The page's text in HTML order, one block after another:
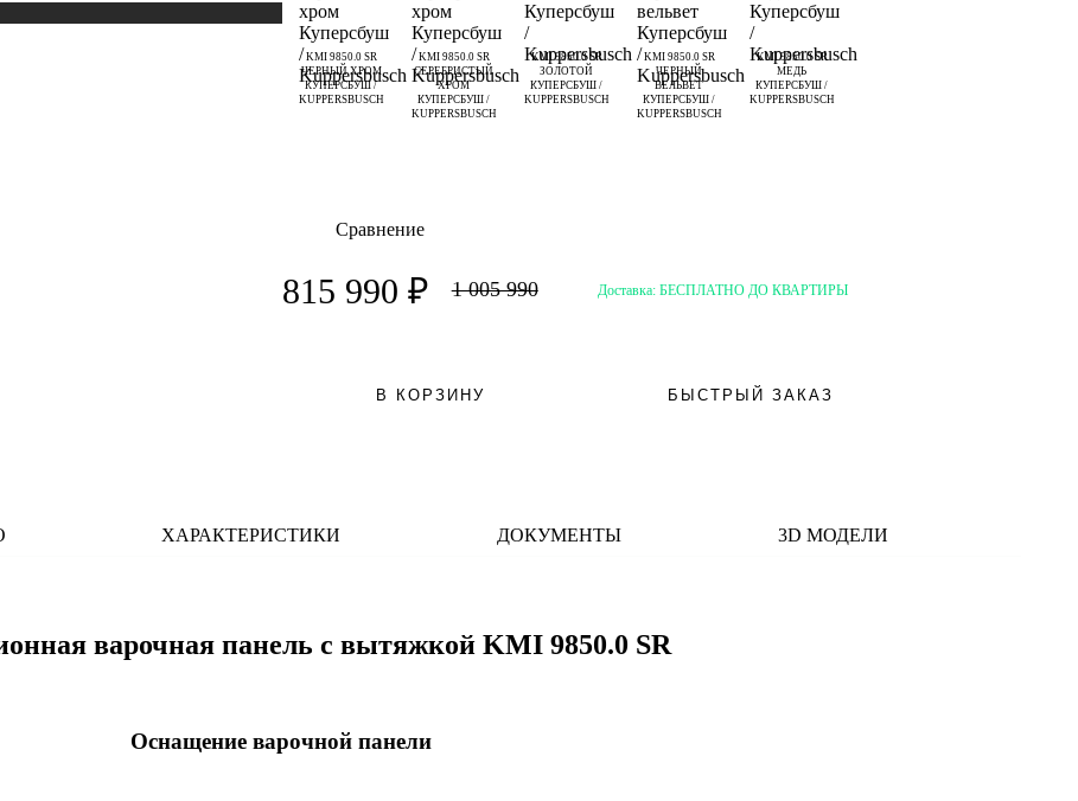
KMI 9850.0 SR
ЧЕРНЫЙ ХРОМ
КУПЕРСБУШ /
KUPPERSBUSCH
KMI 9850.0 SR
СЕРЕБРИСТЫЙ
ХРОМ
КУПЕРСБУШ /
KUPPERSBUSCH
KMI 9850.0 SR
ЗОЛОТОЙ
КУПЕРСБУШ /
KUPPERSBUSCH
KMI 9850.0 SR
ЧЕРНЫЙ
ВЕЛЬВЕТ
КУПЕРСБУШ /
KUPPERSBUSCH
KMI 9850.0 SR
МЕДЬ
КУПЕРСБУШ /
KUPPERSBUSCH
Сравнение
815 990 ₽ 1 005 990 Доставка: БЕСПЛАТНО ДО КВАРТИРЫ
В КОРЗИНУ БЫСТРЫЙ ЗАКАЗ
ХАРАКТЕРИСТИКИ ДОКУМЕНТЫ 3D МОДЕЛИ
варочная панель с вытяжкой KMI 9850.0 SR
Оснащение варочной панели